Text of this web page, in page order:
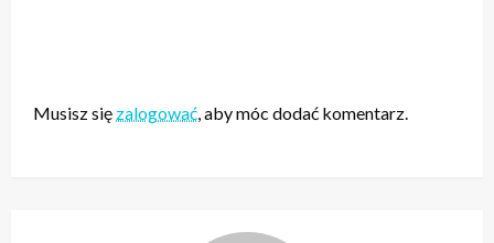
Musisz się zalogować, aby móc dodać komentarz.